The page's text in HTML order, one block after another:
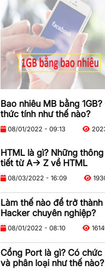
Bao nhiêu MB bằng
thức tính như thế nào?
08/01/2022 - 09:13
HTML là gì? Những
tiết từ A-> Z về HTML
08/03/2022 - 16:09
Làm thế nào để trở
Hacker chuyên nghiệp?
08/01/2022 - 08:10
Cổng Port là gì? Có chức
và phân loại như thế nào?